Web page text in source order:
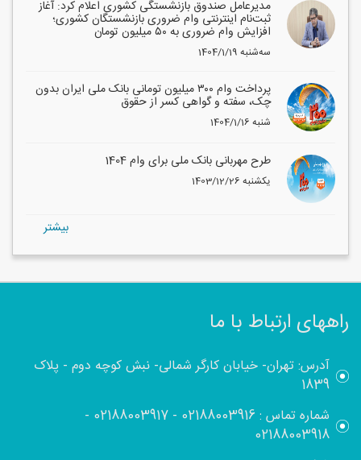
مدیرعامل صندوق بازنشستگی کشوری اعلام کرد: آغاز
ثبت‌نام اینترنتی وام ضروری بازنشستگان کشوری؛
افزایش وام ضروری به ۵۰ میلیون تومان
1404/1/19 سه‌شنبه
پرداخت وام ۳۰۰ میلیون تومانی بانک ملی ایران بدون
چک، سفته و گواهی کسر از حقوق
1404/1/16 شنبه
طرح مهربانی بانک ملی برای وام 1404
1403/12/26 یکشنبه
بيشتر
راههای ارتباط با ما
آدرس: تهران- خیابان کارگر شمالی- نبش کوچه دوم - پلاک
1839
شماره تماس :02188003916
-
02188003917
-
02188003918